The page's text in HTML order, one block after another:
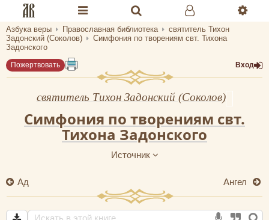
Разделы портала «Азбука веры»
Главная
Библиотеки
Календарь
Медиа
Проверь себя
Азбука веры Православная библиотека
святитель Тихон
Задонский (Соколов)
Симфония по творениям свт. Тихона
Задонского
Пожертвовать Вход
святитель Тихон Задонский (Соколов)
Симфония по творениям свт.
Тихона Задонского
Источник
Ад Ангел